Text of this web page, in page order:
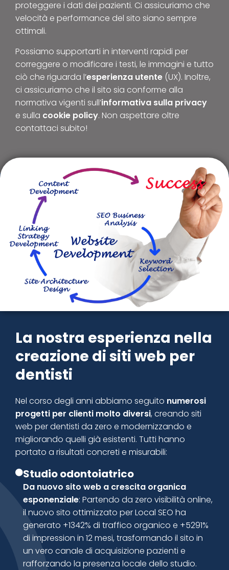
proteggere i dati dei pazienti. Ci assicuriamo che
velocità e performance del sito siano sempre
ottimali.
Possiamo supportarti in interventi rapidi per
correggere o modificare i testi, le immagini e tutto
ciò che riguarda l’esperienza utente (UX). Inoltre,
ci assicuriamo che il sito sia conforme alla
normativa vigenti sull’informativa sulla privacy
e sulla cookie policy. Non aspettare oltre
contattaci subito!
La nostra esperienza nella
creazione di siti web per
dentisti
Nel corso degli anni abbiamo seguito numerosi
progetti per clienti molto diversi, creando siti
web per dentisti da zero e modernizzando e
migliorando quelli già esistenti. Tutti hanno
portato a risultati concreti e misurabili:
Studio odontoiatrico
Da nuovo sito web a crescita organica
esponenziale: Partendo da zero visibilità online,
il nuovo sito ottimizzato per Local SEO ha
generato +1342% di traffico organico e +5291%
di impression in 12 mesi, trasformando il sito in
un vero canale di acquisizione pazienti e
rafforzando la presenza locale dello studio.